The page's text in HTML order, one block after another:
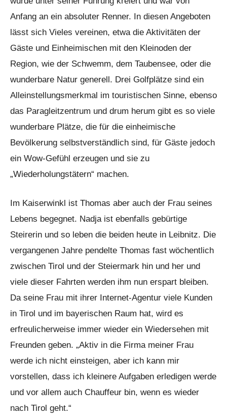
Anfang an ein absoluter Renner. In diesen Angeboten
lässt sich Vieles vereinen, etwa die Aktivitäten der
Gäste und Einheimischen mit den Kleinoden der
Region, wie der Schwemm, dem Taubensee, oder die
wunderbare Natur generell. Drei Golfplätze sind ein
Alleinstellungsmerkmal im touristischen Sinne, ebenso
das Paragleitzentrum und drum herum gibt es so viele
wunderbare Plätze, die für die einheimische
Bevölkerung selbstverständlich sind, für Gäste jedoch
ein Wow-Gefühl erzeugen und sie zu
„Wiederholungstätern“ machen.
Im Kaiserwinkl ist Thomas aber auch der Frau seines
Lebens begegnet. Nadja ist ebenfalls gebürtige
Steirerin und so leben die beiden heute in Leibnitz. Die
vergangenen Jahre pendelte Thomas fast wöchentlich
zwischen Tirol und der Steiermark hin und her und
viele dieser Fahrten werden ihm nun erspart bleiben.
Da seine Frau mit ihrer Internet-Agentur viele Kunden
in Tirol und im bayerischen Raum hat, wird es
erfreulicherweise immer wieder ein Wiedersehen mit
Freunden geben. „Aktiv in die Firma meiner Frau
werde ich nicht einsteigen, aber ich kann mir
vorstellen, dass ich kleinere Aufgaben erledigen werde
und vor allem auch Chauffeur bin, wenn es wieder
nach Tirol geht.“